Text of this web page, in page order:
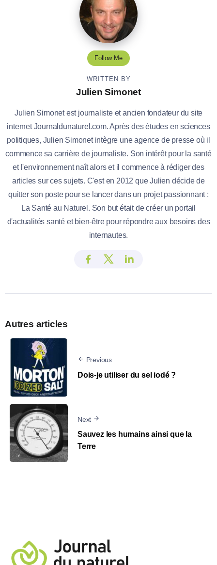
Follow Me
WRITTEN BY
Julien Simonet
Julien Simonet est journaliste et ancien fondateur du site
internet Journaldunaturel.com. Après des études en sciences
politiques, Julien Simonet intègre une agence de presse où il
commence sa carrière de journaliste. Son intérêt pour la santé
et l'environnement naît alors et il commence à rédiger des
articles sur ces sujets. C'est en 2012 que Julien décide de
quitter son poste pour se lancer dans un projet passionnant :
La Santé au Naturel. Son but était de créer un portail
d'actualités santé et bien-être pour répondre aux besoins des
internautes.
Autres articles
Previous
Dois-je utiliser du sel iodé ?
Next
Sauvez les humains ainsi que la
Terre